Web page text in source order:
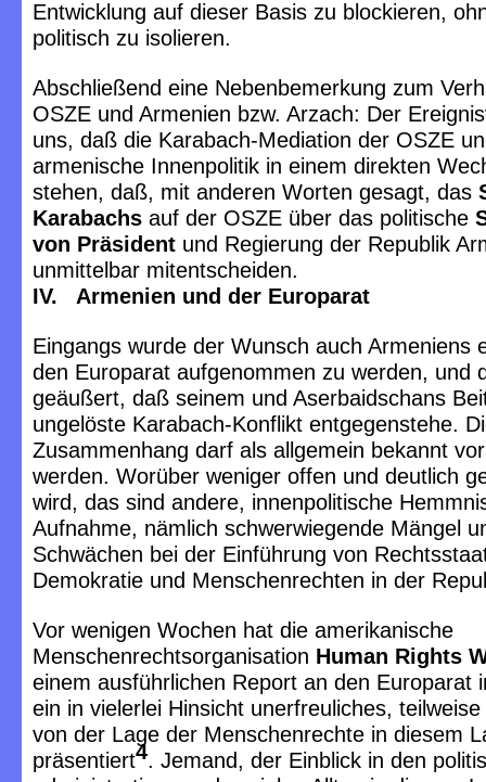
Entwicklung auf dieser Basis zu blockieren,
politisch zu isolieren.
Abschließend eine Nebenbemerkung zum
OSZE und Armenien bzw. Arzach: Der
uns, daß die Karabach-Mediation der OSZE
armenische Innenpolitik in einem direkten
stehen, daß, mit anderen Worten gesagt, das
Karabachs auf der OSZE über das politische
von Präsident und Regierung der Republik
unmittelbar mitentscheiden.
IV. Armenien und der Europarat
Eingangs wurde der Wunsch auch Armeniens
den Europarat aufgenommen zu werden, und
geäußert, daß seinem und Aserbaidschans
ungelöste Karabach-Konflikt entgegenstehe.
Zusammenhang darf als allgemein bekannt
werden. Worüber weniger offen und deutlich
wird, das sind andere, innenpolitische
Aufnahme, nämlich schwerwiegende Mängel
Schwächen bei der Einführung von
Demokratie und Menschenrechten in der
Vor wenigen Wochen hat die amerikanische
Menschenrechtsorganisation Human Rights
einem ausführlichen Report an den Europarat
ein in vielerlei Hinsicht unerfreuliches,
von der Lage der Menschenrechte in diesem
präsentiert4. Jemand, der Einblick in den